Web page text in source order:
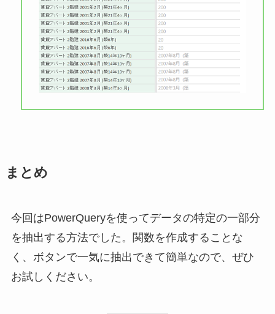
まとめ
今回はPowerQueryを使ってデータの特定の一部分
を抽出する方法でした。関数を作成することな
く、ボタンで一気に抽出できて簡単なので、ぜひ
お試しください。